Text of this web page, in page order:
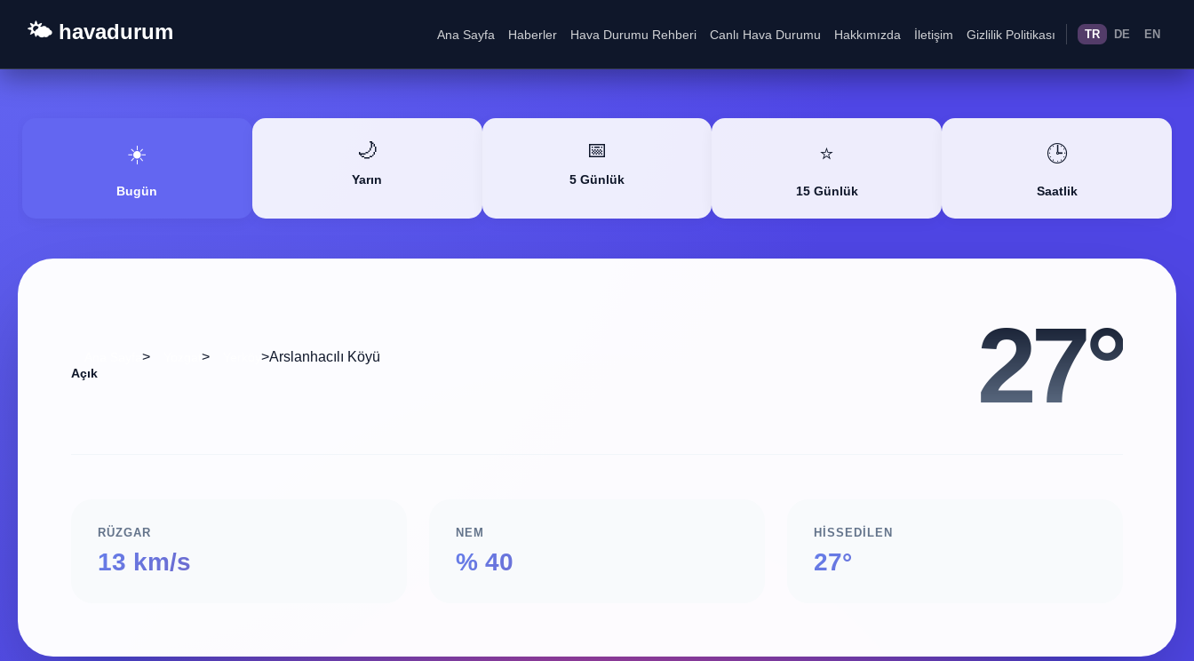
🌤️ havadurum Ana Sayfa Haberler Hava Durumu Rehberi Canlı Hava Durumu Hakkımızda İletişim Gizlilik Politikası TR DE EN
☀️
Bugün
🌙
Yarın
📅
5 Günlük
⭐
15 Günlük
🕒
Saatlik
> > >Arslanhacılı Köyü
Açık 27°
RÜZGAR
13 km/s
NEM
% 40
HISSEDILEN
27°